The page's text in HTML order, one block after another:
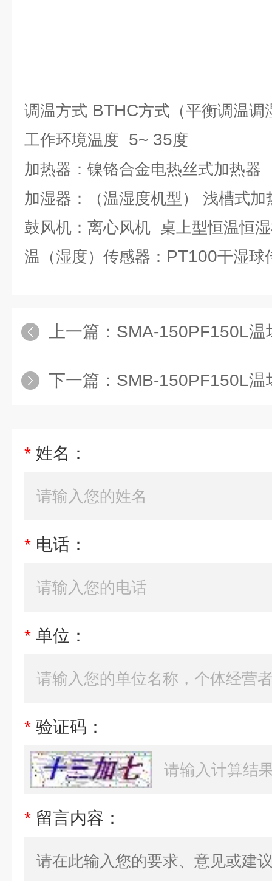
调温方式 BTHC方式（平衡调温调
工作环境温度 5~ 35度
加热器：镍铬合金电热丝式加热器
加湿器：（温湿度机型）
浅槽式加
鼓风机：离心风机 桌上型恒温恒
温（湿度）传感器： PT100干湿球
上一篇： SMA-150PF150L温场容积可
下一篇： SMB-150PF150L温场容积
* 姓名：
* 电话：
* 单位：
* 验证码：
* 留言内容：